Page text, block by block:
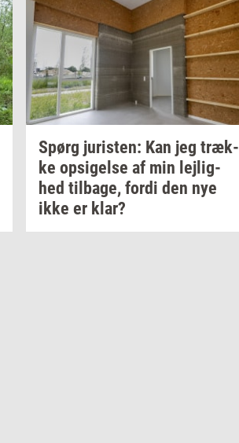
Spørg juri­sten: Kan jeg træk­
ke op­si­gel­se af min lej­lig­
hed til­ba­ge, fordi den nye
ikke er klar?